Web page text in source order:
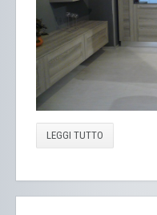
LEGGI TUTTO